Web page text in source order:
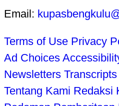
Email:
Terms of Use Privacy
Ad Choices
Newsletters Transcripts
Tentang Kami Redaksi